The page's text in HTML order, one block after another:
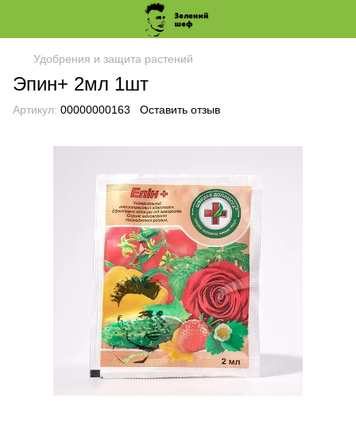
Удобрения и защита растений
Эпин+ 2мл 1шт
Артикул: 00000000163 Оставить отзыв